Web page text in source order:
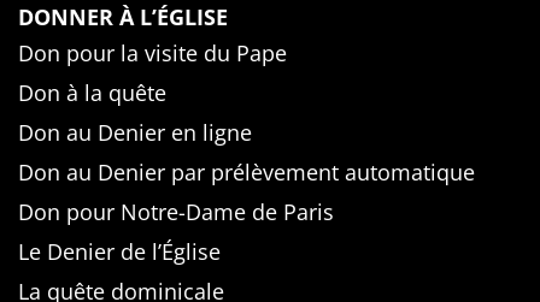
DONNER À L’ÉGLISE
Don pour la visite du Pape
Don à la quête
Don au Denier en ligne
Don au Denier par prélèvement automatique
Don pour Notre-Dame de Paris
Le Denier de l’Église
La quête dominicale